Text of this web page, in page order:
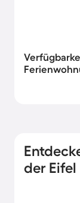
der Eifel